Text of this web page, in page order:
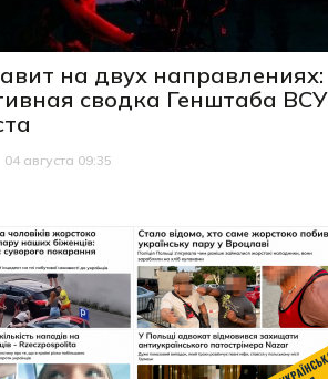
на двух направлениях:
сводка Генштаба ВСУ
04 августа 09:35